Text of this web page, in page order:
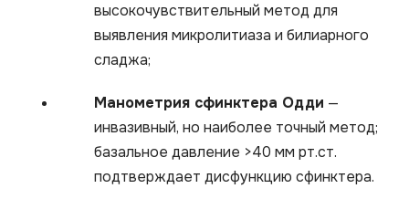
высокочувствительный метод для
выявления микролитиаза и билиарного
сладжа;
Манометрия сфинктера Одди —
инвазивный, но наиболее точный метод;
базальное давление >40 мм рт.ст.
подтверждает дисфункцию сфинктера.